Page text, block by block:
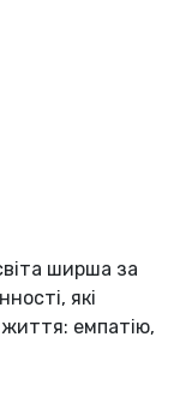
ширша за
які
емпатію,